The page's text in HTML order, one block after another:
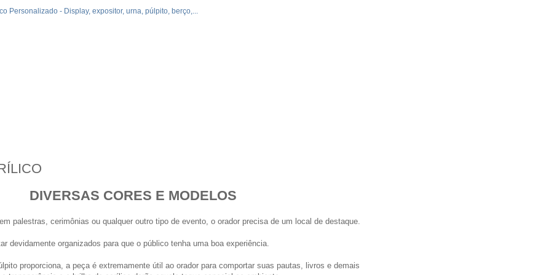
DIVERSAS CORES E MODELOS
palestras, cerimônias ou qualquer outro tipo de evento, o orador precisa de um local de destaque.
devidamente organizados para que o público tenha uma boa experiência.
proporciona, a peça é extremamente útil ao orador para comportar suas pautas, livros e demais